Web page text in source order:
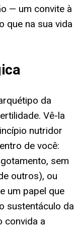
— um convite à
que na sua vida
da
Vê-la
nutridor
de você:
sem
outros), ou
um papel que
sustentáculo da
convida a